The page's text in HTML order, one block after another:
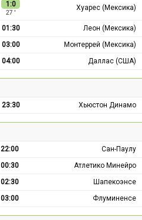
1:0
27 ′
Хуарес (Мексика)
01:30
Леон (Мексика)
03:00
Монтеррей (Мексика)
04:00 Даллас (США)
23:30 Хьюстон Динамо
22:00
Сан-Паулу
00:30
Атлетико Минейро
02:30
Шапекоэнсе
03:00 Флуминенсе